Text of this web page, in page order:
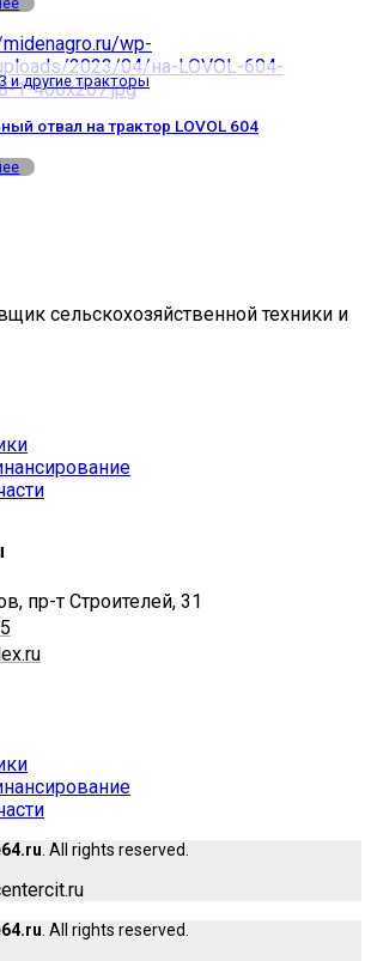
и другие тракторы
отвал на трактор LOVOL 604
сельскохозяйственной техники и
пр-т Строителей, 31
. All rights reserved.
. All rights reserved.